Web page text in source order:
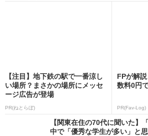
【注目】地下鉄の駅で一番涼し
い場所？まさかの場所にメッセ
ージ広告が登場
PR(ねとらぼ)
FPが解
数料0円
PR(Fav-Log)
【関東在住の70代に聞いた】
中で「優秀な学生が多い」と